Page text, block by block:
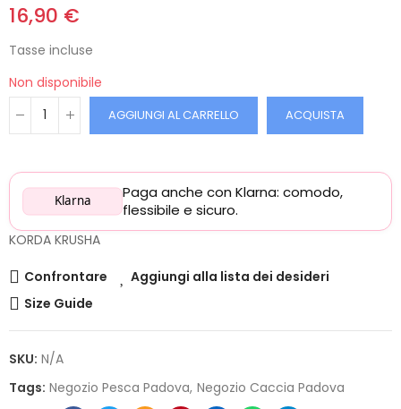
16,90 €
Tasse incluse
Non disponibile
AGGIUNGI AL CARRELLO ACQUISTA
Klarna
Paga anche con Klarna: comodo,
flessibile e sicuro.
KORDA KRUSHA
Confrontare
Aggiungi alla lista dei desideri
Size Guide
SKU: N/A
Tags: Negozio Pesca Padova Negozio Caccia Padova